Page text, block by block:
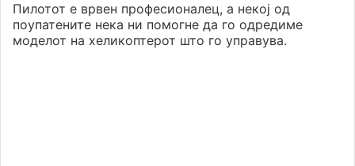
Пилотот е врвен професионалец, а некој од
поупатените нека ни помогне да го одредиме
моделот на хеликоптерот што го управува.